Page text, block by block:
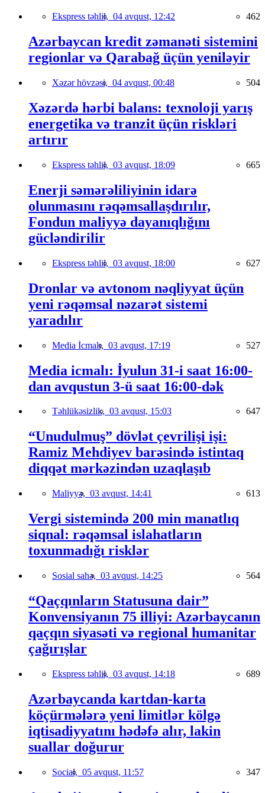
Ekspress təhlil, 04 avqust, 12:42 462
Azərbaycan kredit zəmanəti sistemini
regionlar və Qarabağ üçün yeniləyir
Xəzər hövzəsi, 04 avqust, 00:48 504
Xəzərdə hərbi balans: texnoloji yarış
energetika və tranzit üçün riskləri
artırır
Ekspress təhlil, 03 avqust, 18:09 665
Enerji səmərəliliyinin idarə
olunmasını rəqəmsallaşdırılır,
Fondun maliyyə dayanıqlığını
gücləndirilir
Ekspress təhlil, 03 avqust, 18:00 627
Dronlar və avtonom nəqliyyat üçün
yeni rəqəmsal nəzarət sistemi
yaradılır
Media İcmalı, 03 avqust, 17:19 527
Media icmalı: İyulun 31-i saat 16:00-
dan avqustun 3-ü saat 16:00-dək
Təhlükəsizlik, 03 avqust, 15:03 647
“Unudulmuş” dövlət çevrilişi işi:
Ramiz Mehdiyev barəsində istintaq
diqqət mərkəzindən uzaqlaşıb
Maliyyə, 03 avqust, 14:41 613
Vergi sistemində 200 min manatlıq
siqnal: rəqəmsal islahatların
toxunmadığı risklər
Sosial sahə, 03 avqust, 14:25 564
“Qaçqınların Statusuna dair”
Konvensiyanın 75 illiyi: Azərbaycanın
qaçqın siyasəti və regional humanitar
çağırışlar
Ekspress təhlil, 03 avqust, 14:18 689
Azərbaycanda kartdan-karta
köçürmələrə yeni limitlər kölgə
iqtisadiyyatını hədəfə alır, lakin
suallar doğurur
Social, 05 avqust, 11:57 347